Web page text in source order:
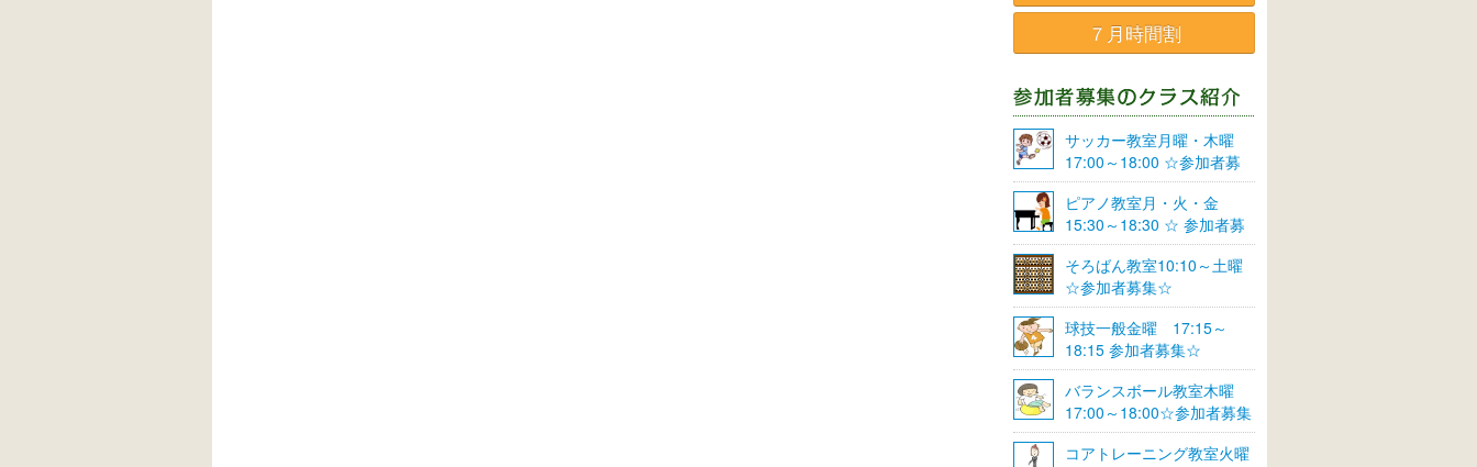
７月時間割
サッカー教室月曜・木曜
17:00～18:00 ☆参加者募
集☆
ピアノ教室月・火・金
15:30～18:30 ☆ 参加者募
集☆
そろばん教室10:10～土曜
☆参加者募集☆
球技一般金曜 17:15～
18:15 参加者募集☆
バランスボール教室木曜
17:00～18:00☆参加者募集
☆
コアトレーニング教室火曜